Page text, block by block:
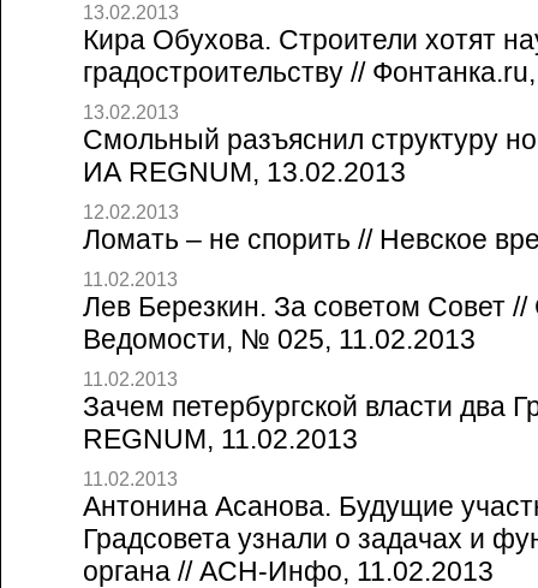
13.02.2013
Кира Обухова. Строители хотят
градостроительству //
13.02.2013
Смольный разъяснил структуру
ИА REGNUM, 13.02.2013
12.02.2013
Ломать – не спорить // Невское
11.02.2013
Лев Березкин. За советом Совет //
Ведомости, № 025, 11.02.2013
11.02.2013
Зачем петербургской власти два
REGNUM, 11.02.2013
11.02.2013
Антонина Асанова. Будущие
Градсовета узнали о задачах и
органа // АСН-Инфо, 11.02.2013